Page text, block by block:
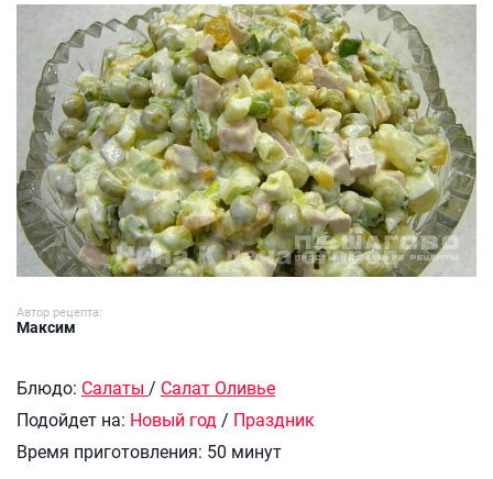
Салат Оливье классический советский с колбасой
Автор рецепта:
Максим
Блюдо: Салаты / Салат Оливье
Подойдет на: Новый год / Праздник
Время приготовления: 50 минут